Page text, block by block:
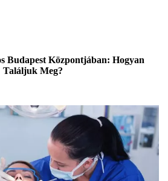
Budapest Központjában: Hogyan
Találjuk Meg?